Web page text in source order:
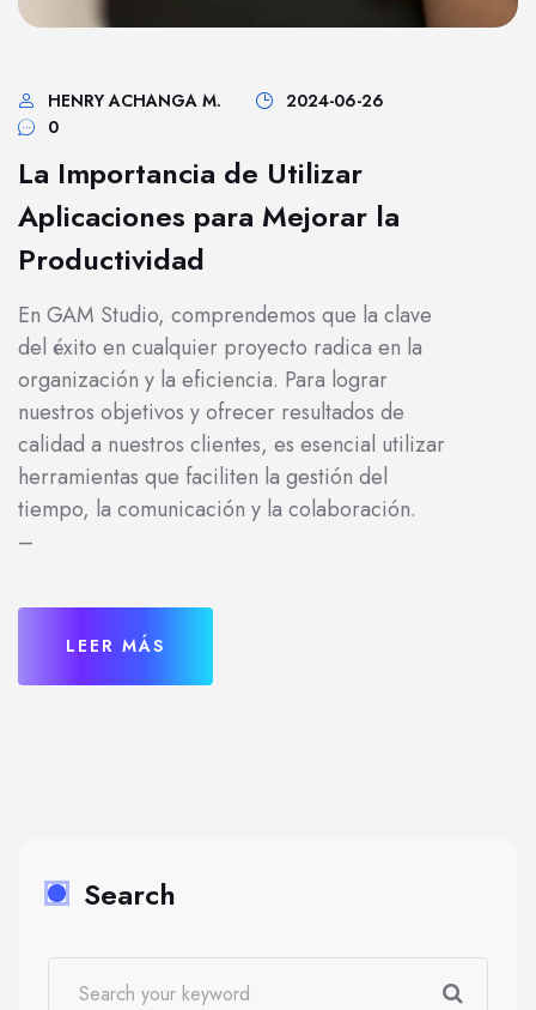
HENRY ACHANGA M.
2024-06-26
0
La Importancia de Utilizar
Aplicaciones para Mejorar la
Productividad
En GAM Studio, comprendemos que la clave
del éxito en cualquier proyecto radica en la
organización y la eficiencia. Para lograr
nuestros objetivos y ofrecer resultados de
calidad a nuestros clientes, es esencial utilizar
herramientas que faciliten la gestión del
tiempo, la comunicación y la colaboración.
–
LEER MÁS
Search